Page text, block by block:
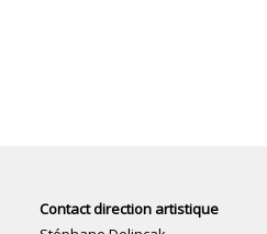
Contact direction artistique